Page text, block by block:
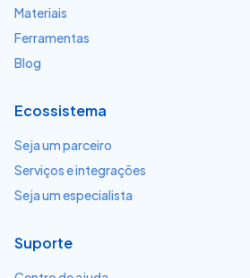
Materiais
Ferramentas
Blog
Ecossistema
Seja um parceiro
Serviços e integrações
Seja um especialista
Suporte